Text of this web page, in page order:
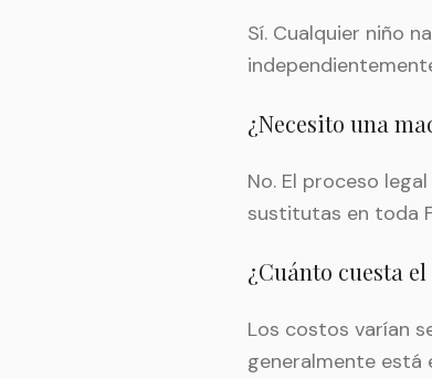
Sí. Cualquier niño
¿Necesito una
No. El proceso
sustitutas en toda
¿Cuánto cuesta
Los costos varían
generalmente está